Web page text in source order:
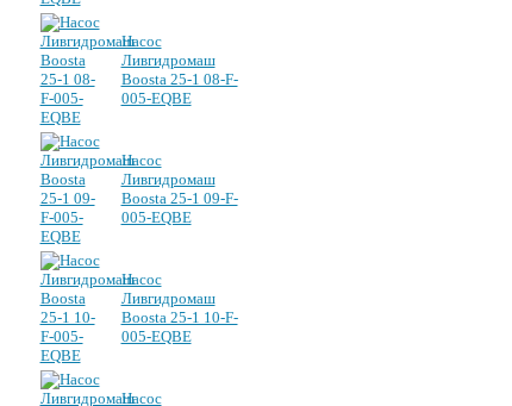
Насос
Ливгидромаш
Boosta 25-1 08-F-
005-EQBE
Насос
Ливгидромаш
Boosta 25-1 09-F-
005-EQBE
Насос
Ливгидромаш
Boosta 25-1 10-F-
005-EQBE
Насос